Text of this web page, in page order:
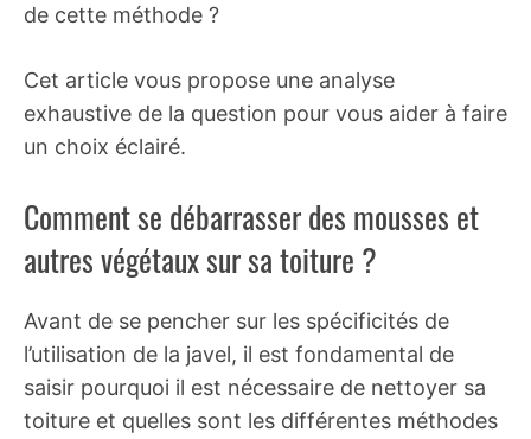
de cette méthode ?
Cet article vous propose une analyse
exhaustive de la question pour vous aider à faire
un choix éclairé.
Comment se débarrasser des mousses et
autres végétaux sur sa toiture ?
Avant de se pencher sur les spécificités de
l’utilisation de la javel, il est fondamental de
saisir pourquoi il est nécessaire de nettoyer sa
toiture et quelles sont les différentes méthodes